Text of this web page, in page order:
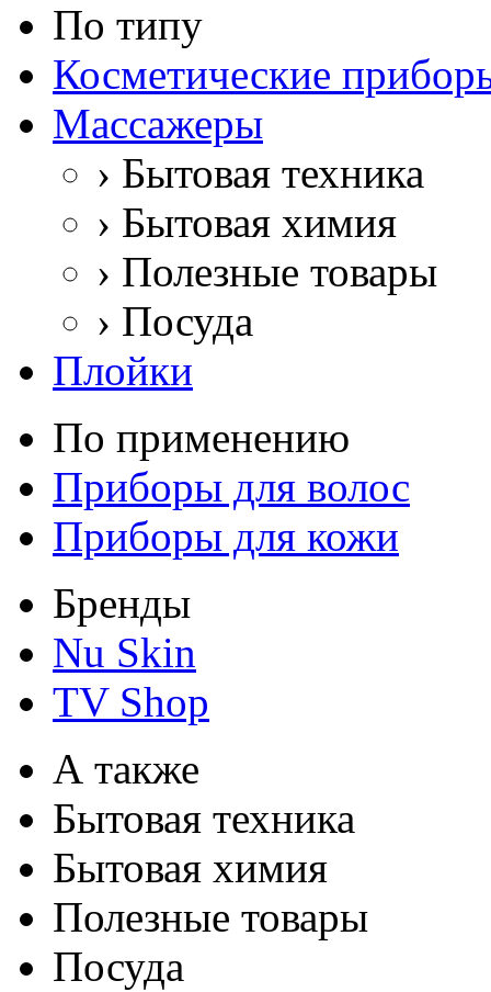
По типу
Косметические
Массажеры
› Бытовая техника
› Бытовая химия
› Полезные товары
› Посуда
Плойки
По применению
Приборы для волос
Приборы для кожи
Бренды
Nu Skin
TV Shop
А также
Бытовая техника
Бытовая химия
Полезные товары
Посуда